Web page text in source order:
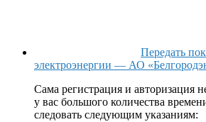
Передать
электроэнергии — АО
Сама регистрация и авторизация
у вас большого количества
следовать следующим указаниям: